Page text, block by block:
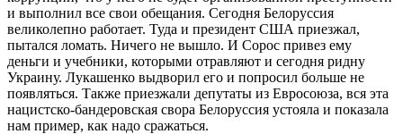
и выполнил все свои обещания. Сегодня Белоруссия
великолепно работает. Туда и президент США приезжал,
пытался ломать. Ничего не вышло. И Сорос привез ему
деньги и учебники, которыми отравляют и сегодня ридну
Украину. Лукашенко выдворил его и попросил больше не
появляться. Также приезжали депутаты из Евросоюза, вся эта
нацистско-бандеровская свора Белоруссия устояла и показала
нам пример, как надо сражаться.